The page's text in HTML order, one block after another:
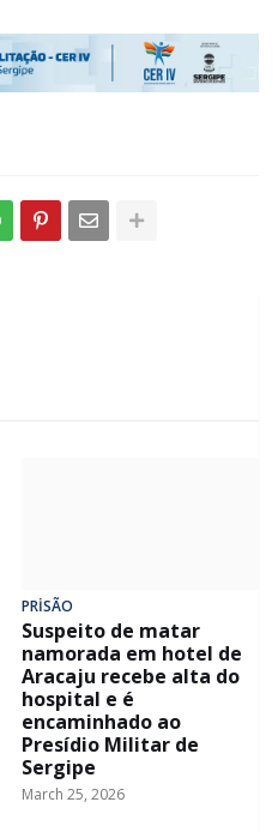
PRİSÃO
Suspeito de matar
namorada em hotel de
Aracaju recebe alta do
hospital e é
encaminhado ao
Presídio Militar de
Sergipe
March 25, 2026